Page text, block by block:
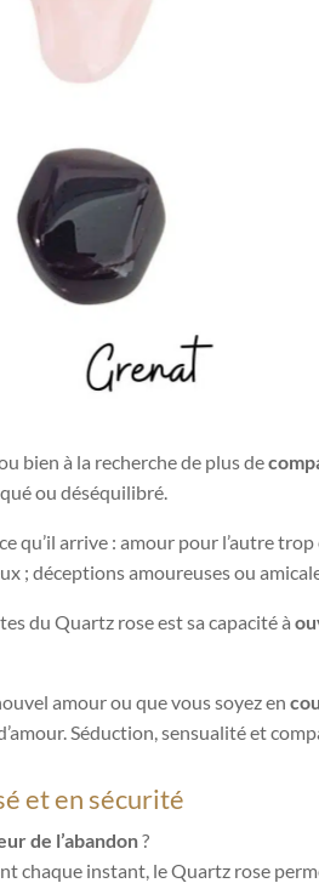
bien à la recherche de plus de
ou déséquilibré.
qu’il arrive : amour pour l’autre
; déceptions amoureuses ou
du Quartz rose est sa capacité à
amour ou que vous soyez en
Séduction, sensualité et
et en sécurité
de l’abandon?
chaque instant, le Quartz rose